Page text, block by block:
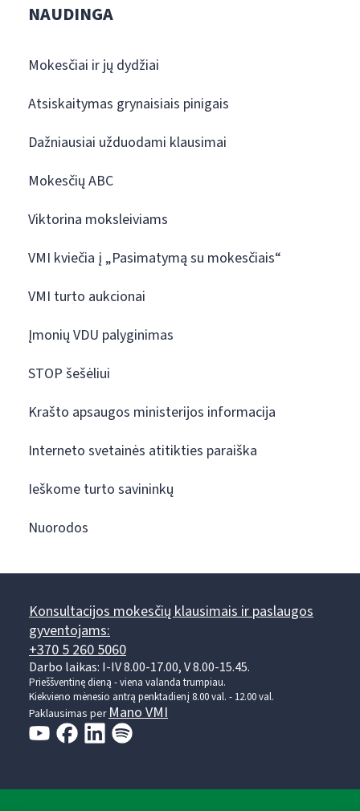
NAUDINGA
Mokesčiai ir jų dydžiai
Atsiskaitymas grynaisiais pinigais
Dažniausiai užduodami klausimai
Mokesčių ABC
Viktorina moksleiviams
VMI kviečia į „Pasimatymą su mokesčiais“
VMI turto aukcionai
Įmonių VDU palyginimas
STOP šešėliui
Krašto apsaugos ministerijos informacija
Interneto svetainės atitikties paraiška
Ieškome turto savininkų
Nuorodos
Konsultacijos mokesčių klausimais ir paslaugos
gyventojams:
+370 5 260 5060
Darbo laikas: I-IV 8.00-17.00, V 8.00-15.45.
Prieššventinę dieną - viena valanda trumpiau.
Kiekvieno mėnesio antrą penktadienį 8.00 val. - 12.00 val.
Paklausimas per Mano VMI